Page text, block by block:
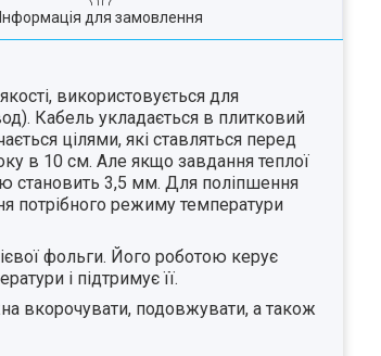
Інформація для замовлення
використовується для
Кабель укладається в плитковий
цілями, які ставляться перед
в 10 см. Але якщо завдання теплої
становить 3,5 мм. Для поліпшення
потрібного режиму температури
фольги. Його роботою керує
і підтримує її.
вкорочувати, подовжувати, а також